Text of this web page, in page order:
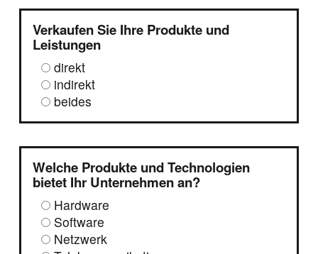
Verkaufen Sie Ihre Produkte und
Leistungen
direkt
indirekt
beides
Welche Produkte und Technologien
bietet Ihr Unternehmen an?
Hardware
Software
Netzwerk